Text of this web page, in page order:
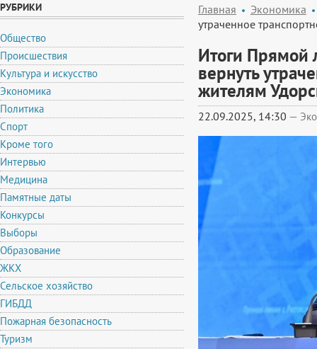
РУБРИКИ
Общество
Происшествия
Культура и искусство
Экономика
Политика
Спорт
Кроме того
Интервью
Медицина
Памятные даты
Конкурсы
Выборы
Образование
ЖКХ
Сельское хозяйство
ГИБДД
Пожарная безопасность
Туризм
Главная
Экономика
утраченное
Итоги Прямой
вернуть
жителям
22.09.2025, 14:30 —